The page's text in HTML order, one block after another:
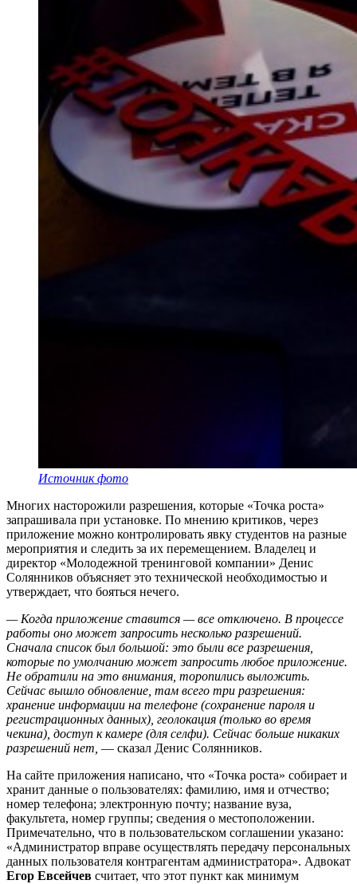
Источник фото
Многих насторожили разрешения, которые «Точка роста»
запрашивала при установке. По мнению критиков, через
приложение можно контролировать явку студентов на разные
мероприятия и следить за их перемещением. Владелец и
директор «Молодежной тренинговой компании» Денис
Солянников объясняет это технической необходимостью и
утверждает, что бояться нечего.
— Когда приложение ставится — все отключено. В процессе
работы оно может запросить несколько разрешений.
Сначала список был большой: это были все разрешения,
которые по умолчанию может запросить любое приложение.
Не обратили на это внимания, торопились выложить.
Сейчас вышло обновление, там всего три разрешения:
хранение информации на телефоне (сохранение пароля и
регистрационных данных), геолокация (только во время
чекина), доступ к камере (для селфи). Сейчас больше никаких
разрешений нет, — сказал Денис Солянников.
На сайте приложения написано, что «Точка роста» собирает и
хранит данные о пользователях: фамилию, имя и отчество;
номер телефона; электронную почту; название вуза,
факультета, номер группы; сведения о местоположении.
Примечательно, что в пользовательском соглашении указано:
«Администратор вправе осуществлять передачу персональных
данных пользователя контрагентам администратора». Адвокат
Егор Евсейчев считает, что этот пункт как минимум